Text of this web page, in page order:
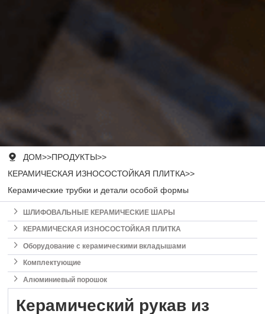
 ДОМ>>ПРОДУКТЫ>>
КЕРАМИЧЕСКАЯ ИЗНОСОСТОЙКАЯ ПЛИТКА>>
Керамические трубки и детали особой формы
 ШЛИФОВАЛЬНЫЕ КЕРАМИЧЕСКИЕ ШАРЫ
 КЕРАМИЧЕСКАЯ ИЗНОСОСТОЙКАЯ ПЛИТКА
 Оборудование с керамическими вкладышами
 Комплектующие
 Алюминиевый порошок
Керамический рукав из